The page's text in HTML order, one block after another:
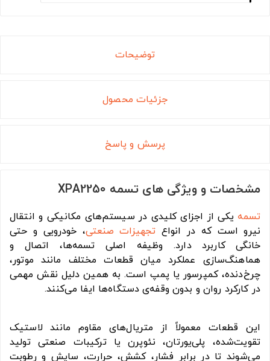
توضیحات
جزئیات محصول
پرسش و پاسخ
مشخصات و ویژگی های تسمه XPA2250
تسمه یکی از اجزای کلیدی در سیستم‌های مکانیکی و انتقال
نیرو است که در انواع تجهیزات صنعتی، خودرویی و حتی
خانگی کاربرد دارد. وظیفه اصلی تسمه‌ها، اتصال و
هماهنگ‌سازی عملکرد میان قطعات مختلف مانند موتور،
چرخ‌دنده، کمپرسور یا پمپ است. به همین دلیل نقش مهمی
در کارکرد روان و بدون وقفه‌ی دستگاه‌ها ایفا می‌کنند.
این قطعات معمولاً از متریال‌های مقاوم مانند لاستیک
تقویت‌شده، پلی‌یورتان، نئوپرن یا ترکیبات صنعتی تولید
می‌شوند تا در برابر فشار، کشش، حرارت، سایش و رطوبت